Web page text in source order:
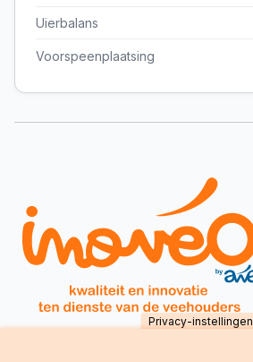
Uierbalans
Voorspeenplaatsing
Privacy-instellingen